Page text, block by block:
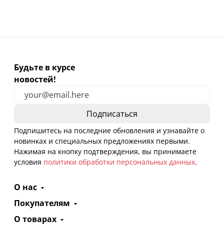
Будьте в курсе
новостей!
Подпишитесь на последние обновления и узнавайте о
новинках и специальных предложениях первыми.
Нажимая на кнопку подтверждения, вы принимаете
условия политики обработки персональных данных.
О нас
Покупателям
О товарах